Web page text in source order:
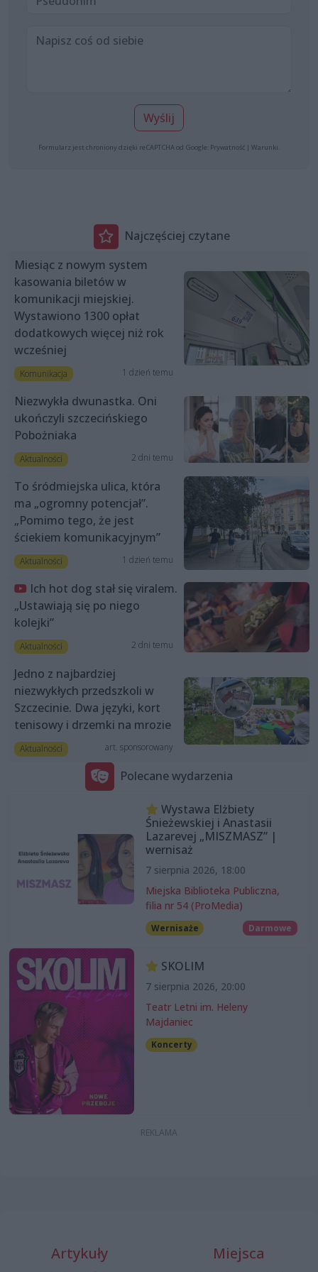
Wyślij
Formularz jest chroniony dzięki reCAPTCHA od Google: Prywatność | Warunki
Najczęściej czytane
Miesiąc z nowym system
kasowania biletów w
komunikacji miejskiej.
Wystawiono 1300 opłat
dodatkowych więcej niż rok
wcześniej
Komunikacja 1 dzień temu
Niezwykła dwunastka. Oni
ukończyli szczecińskiego
Pobożniaka
Aktualności 2 dni temu
To śródmiejska ulica, która
ma „ogromny potencjał”.
„Pomimo tego, że jest
ściekiem komunikacyjnym”
Aktualności 1 dzień temu
Ich hot dog stał się viralem.
„Ustawiają się po niego
kolejki”
Aktualności 2 dni temu
Jedno z najbardziej
niezwykłych przedszkoli w
Szczecinie. Dwa języki, kort
tenisowy i drzemki na mrozie
Aktualności art. sponsorowany
Polecane wydarzenia
Wystawa Elżbiety
Śnieżewskiej i Anastasii
Lazarevej „MISZMASZ” |
wernisaż
7 sierpnia 2026, 18:00
Miejska Biblioteka Publiczna,
filia nr 54 (ProMedia)
Wernisaże Darmowe
SKOLIM
7 sierpnia 2026, 20:00
Teatr Letni im. Heleny
Majdaniec
Koncerty
Artykuły Miejsca